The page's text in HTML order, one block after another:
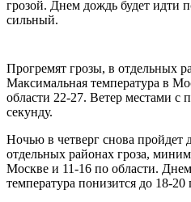
грозой. Днем дождь будет идти
сильный.
Прогремят грозы, в отдельных
Максимальная температура в
области 22-27. Ветер местами с
секунду.
Ночью в четверг снова
отдельных районах гроза,
Москве и 11-16 по области.
температура понизится до 18-20